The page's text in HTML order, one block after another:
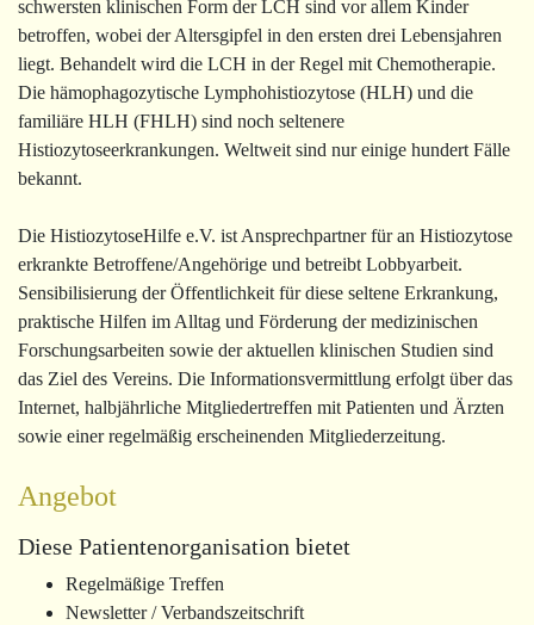
schwersten klinischen Form der LCH sind vor allem Kinder
betroffen, wobei der Altersgipfel in den ersten drei Lebensjahren
liegt. Behandelt wird die LCH in der Regel mit Chemotherapie.
Die hämophagozytische Lymphohistiozytose (HLH) und die
familiäre HLH (FHLH) sind noch seltenere
Histiozytoseerkrankungen. Weltweit sind nur einige hundert Fälle
bekannt.
Die HistiozytoseHilfe e.V. ist Ansprechpartner für an Histiozytose
erkrankte Betroffene/Angehörige und betreibt Lobbyarbeit.
Sensibilisierung der Öffentlichkeit für diese seltene Erkrankung,
praktische Hilfen im Alltag und Förderung der medizinischen
Forschungsarbeiten sowie der aktuellen klinischen Studien sind
das Ziel des Vereins. Die Informationsvermittlung erfolgt über das
Internet, halbjährliche Mitgliedertreffen mit Patienten und Ärzten
sowie einer regelmäßig erscheinenden Mitgliederzeitung.
Angebot
Diese Patientenorganisation bietet
Regelmäßige Treffen
Newsletter / Verbandszeitschrift